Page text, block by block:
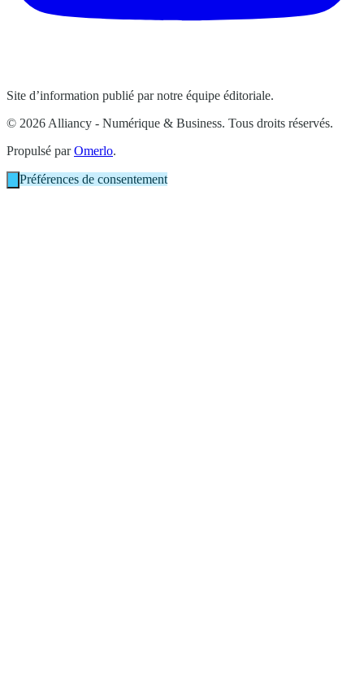
Site d’information publié par notre équipe éditoriale.
© 2026 Alliancy - Numérique & Business. Tous droits réservés.
Propulsé parOmerlo.
Préférences de consentement